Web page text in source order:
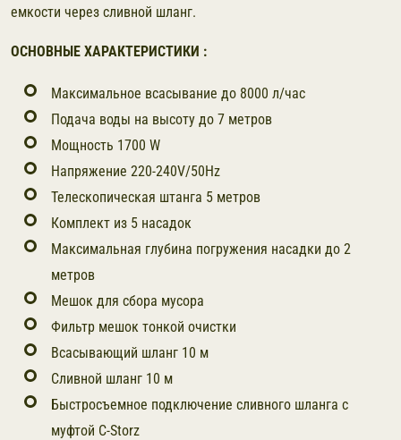
емкости через сливной шланг.
ОСНОВНЫЕ ХАРАКТЕРИСТИКИ :
Максимальное всасывание до 8000 л/час
Подача воды на высоту до 7 метров
Мощность 1700 W
Напряжение 220-240V/50Hz
Телескопическая штанга 5 метров
Комплект из 5 насадок
Максимальная глубина погружения насадки до 2
метров
Мешок для сбора мусора
Фильтр мешок тонкой очистки
Всасывающий шланг 10 м
Сливной шланг 10 м
Быстросъемное подключение сливного шланга с
муфтой C-Storz